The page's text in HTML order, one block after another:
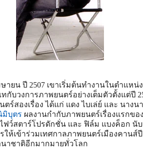
ายน ปี 2507 เขาเริ่มต้นทำงานในตำแห
บวงการภาพยนตร์อย่างเต็มตัวตั้งแต่ปี
ร์สองเรื่อง ได้แก่ แดง ไบเล่ย์ และ นางน
มิบุตร ผลงานกำกับภาพยนตร์เรื่องแรกขอ
ฟว์สตาร์โปรดักชั่น และ ฟิล์ม แบงค็อก นั
ห้เข้าร่วมเทศกาลภาพยนตร์เมืองคานส์ปี
าชาติอีกมากมายทั่วโลก